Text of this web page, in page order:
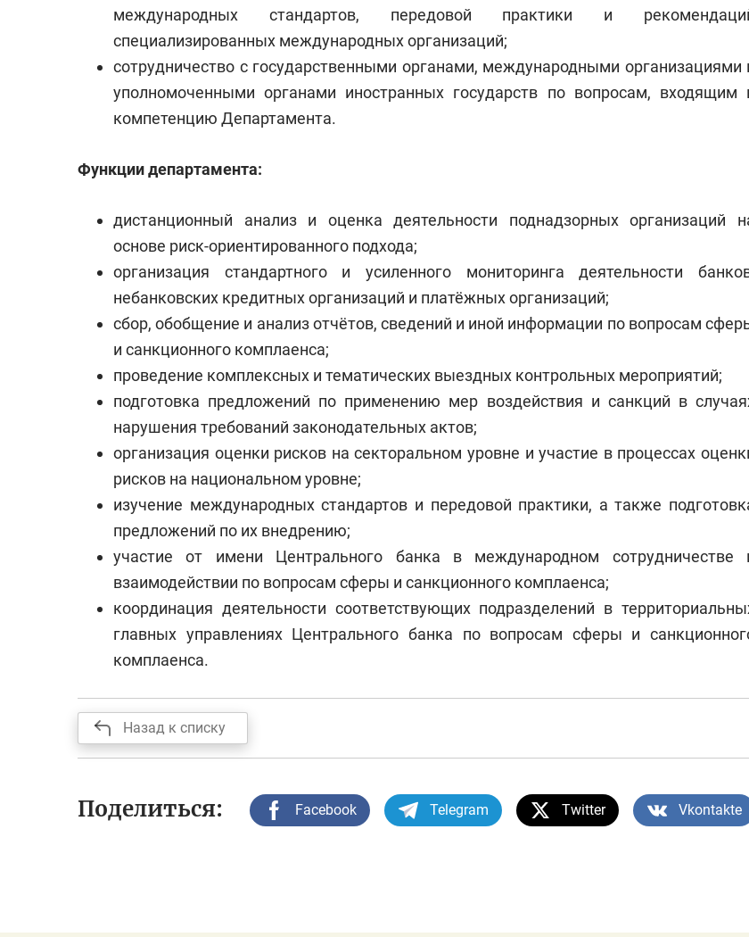
международных стандартов, передовой практики и
специализированных международных организаций;
сотрудничество с государственными органами, международными организациями
уполномоченными органами иностранных государств по вопросам, входящим
компетенцию Департамента.
Функции департамента:
дистанционный анализ и оценка деятельности поднадзорных организаций
основе риск-ориентированного подхода;
организация стандартного и усиленного мониторинга деятельности
небанковских кредитных организаций и платёжных организаций;
сбор, обобщение и анализ отчётов, сведений и иной информации по вопросам
и санкционного комплаенса;
проведение комплексных и тематических выездных контрольных мероприятий;
подготовка предложений по применению мер воздействия и санкций в
нарушения требований законодательных актов;
организация оценки рисков на секторальном уровне и участие в процессах
рисков на национальном уровне;
изучение международных стандартов и передовой практики, а также
предложений по их внедрению;
участие от имени Центрального банка в международном сотрудничестве
взаимодействии по вопросам сферы и санкционного комплаенса;
координация деятельности соответствующих подразделений в
главных управлениях Центрального банка по вопросам сферы и
комплаенса.
Назад к списку
Поделиться: Facebook Telegram Twitter Vkontakte